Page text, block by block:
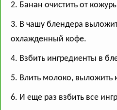
2. Банан очистить от
3. В чашу блендера
охлажденный кофе.
4. Взбить ингредиенты в
5. Влить молоко, выложить
6. И еще раз взбить все